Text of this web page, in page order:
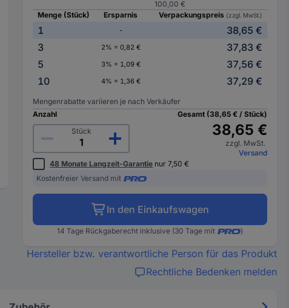
100,00 €
Menge (Stück)
Ersparnis Verpackungspreis (zzgl. MwSt.)
1 -
38,65 €
3
2% = 0,82 €
37,83 €
5
3% = 1,09 €
37,56 €
10
4% = 1,36 € 37,29 €
Mengenrabatte variieren je nach Verkäufer
Anzahl
Stück
Gesamt (38,65 € / Stück)
38,65 €
zzgl. MwSt.
Versand
48 Monate Langzeit-Garantie nur 7,50 €
Kostenfreier Versand mit
In den Einkaufswagen
14 Tage Rückgaberecht inklusive (30 Tage mit )
Hersteller bzw. verantwortliche Person für das Produkt
Rechtliche Bedenken melden